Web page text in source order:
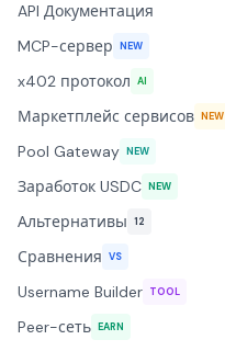
API Документация
MCP-сервер NEW
x402 протокол AI
Маркетплейс сервисов NEW
Pool Gateway NEW
Заработок USDC NEW
Альтернативы 12
Сравнения VS
Username Builder TOOL
Peer-сеть EARN